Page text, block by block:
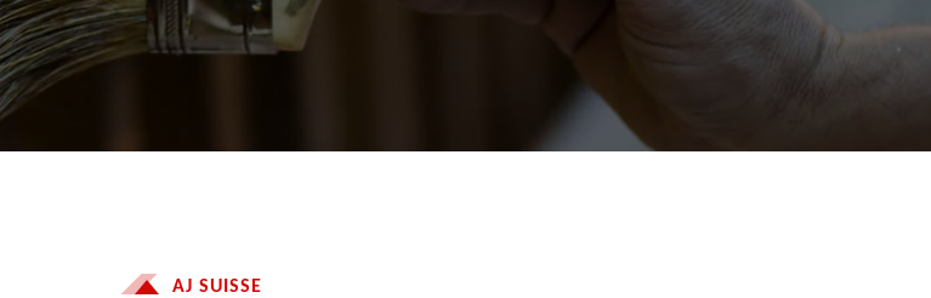
AJ SUISSE